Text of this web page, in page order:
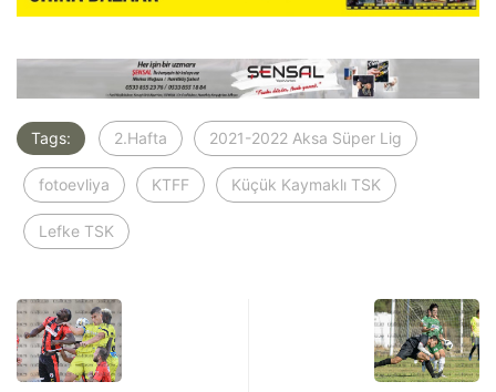
Tags: 2.Hafta 2021-2022 Aksa Süper Lig
fotoevliya KTFF Küçük Kaymaklı TSK
Lefke TSK